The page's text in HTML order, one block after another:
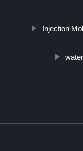
Injection